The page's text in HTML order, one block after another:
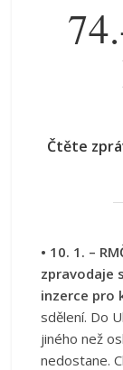
Čtěte
• 10. 1. –
zpravodaje
inzerce pro
sdělení. Do
jiného než
nedostane.